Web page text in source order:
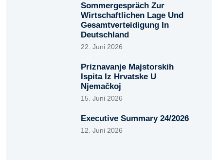
Sommergespräch Zur
Wirtschaftlichen Lage Und
Gesamtverteidigung In
Deutschland
22. Juni 2026
Priznavanje Majstorskih
Ispita Iz Hrvatske U
Njemačkoj
15. Juni 2026
Executive Summary 24/2026
12. Juni 2026